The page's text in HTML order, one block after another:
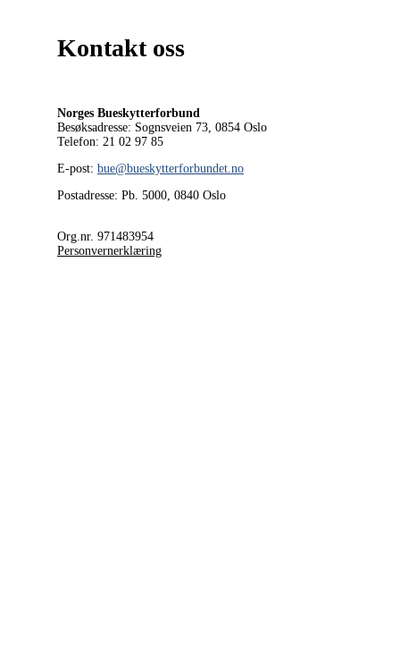
Kontakt oss
Norges Bueskytterforbund
Besøksadresse: Sognsveien 73, 0854 Oslo
Telefon: 21 02 97 85
E-post: bue@bueskytterforbundet.no
Postadresse: Pb. 5000, 0840 Oslo
Org.nr. 971483954
Personvernerklæring